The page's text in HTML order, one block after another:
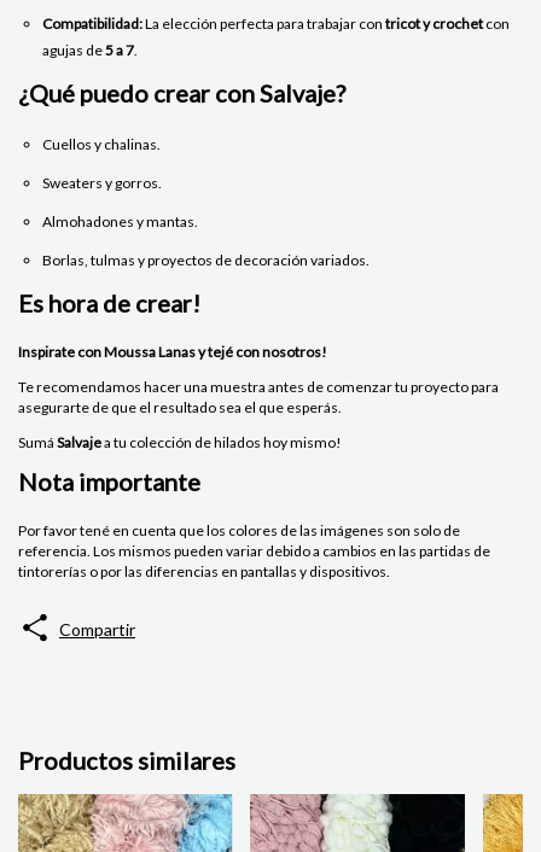
Compatibilidad:La elección perfecta para trabajar con tricot y crochetcon
agujas de5 a 7
¿Qué puedo crear con Salvaje?
Cuellos y chalinas.
Sweaters y gorros.
Almohadones y mantas.
Borlas, tulmas y proyectos de decoración variados.
Es hora de crear!
Inspirate con Moussa Lanas y tejé con nosotros!
Te recomendamos hacer una muestra antes de comenzar tu proyecto para
asegurarte de que el resultado sea el que esperás.
Sumá Salvajea tu colección de hilados hoy mismo!
Nota importante
Por favor tené en cuenta que los colores de las imágenes son solo de
referencia. Los mismos pueden variar debido a cambios en las partidas de
tintorerías o por las diferencias en pantallas y dispositivos.
Compartir
Productos similares